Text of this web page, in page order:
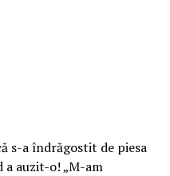
s-a îndrăgostit de piesa
a auzit-o! „M-am